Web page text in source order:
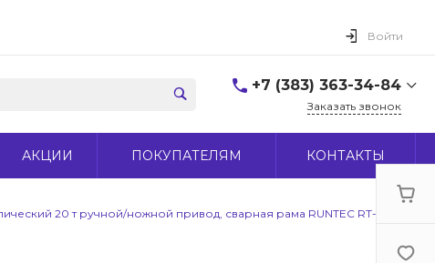
Войти
+7 (383) 363-34-84
г. Новосибирск, ул.
office@midas-tool.ru
Заказать звонок
АКЦИИ ПОКУПАТЕЛЯМ КОНТАКТЫ
20 т ручной/ножной привод, сварная рама RUNTEC RT-SP20